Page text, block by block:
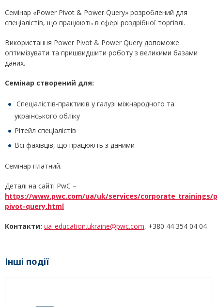
Семінар «Power Pivot & Power Query» розроблений для
спеціалістів, що працюють в сфері роздрібної торгівлі.
Використання Power Pivot & Power Query допоможе
оптимізувати та пришвидшити роботу з великими базами
даних.
Семінар створений для:
Спеціалістів-практиків у галузі міжнародного та
українського обліку
Рітейл спеціалістів
Всі фахівців, що працюють з даними
Семінар платний.
Деталі на сайті PwC –
https://www.pwc.com/ua/uk/services/corporate_trainings/
pivot-query.html
Контакти: ua_education.ukraine@pwc.com, +380 44 354 04 04
Інші події